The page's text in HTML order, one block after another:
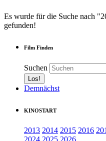
Es wurde für die Suche nach
gefunden!
Film Finden
Suchen
Demnächst
KINOSTART
2013 2014 2015 2016
2024 2025 2026